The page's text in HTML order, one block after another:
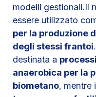
modelli gestionali.Il
essere utilizzato
per la produzione
degli stessi frantoi
destinata a
anaerobica per la
biometano, mentre